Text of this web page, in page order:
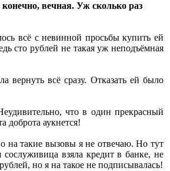
вечная. Уж сколько раз
всё с невинной просьбы купить ей
сто рублей не такая уж неподъёмная
вернуть всё сразу. Отказать ей было
что в один прекрасный
доброта аукнется!
на такие вызовы я не отвечаю. Но тут
взяла кредит в банке, не
но я на такое не подписывалась!